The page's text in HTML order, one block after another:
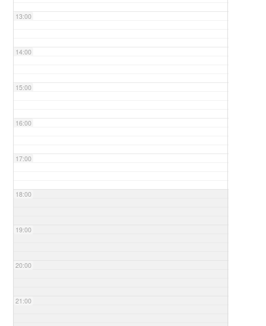
13:00
14:00
15:00
16:00
17:00
18:00
19:00
20:00
21:00